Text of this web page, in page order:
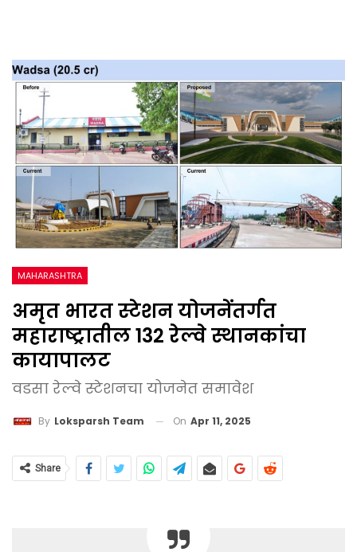
MAHARASHTRA
अमृत भारत स्टेशन योजनेंतर्गत
महाराष्ट्रातील 132 रेल्वे स्थानकांचा
कायापालट
वडसा रेल्वे स्टेशनचा योजनेत समावेश
By Loksparsh Team On Apr 11, 2025
Share